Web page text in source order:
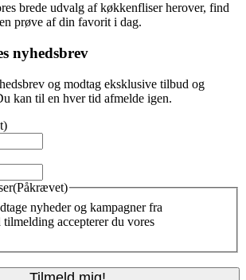
brede udvalg af køkkenfliser herover, find
prøve af din favorit i dag.
nyhedsbrev
og modtag eksklusive tilbud og
kan til en hver tid afmelde igen.
(Påkrævet)
nyheder og kampagner fra
tilmelding accepterer du vores